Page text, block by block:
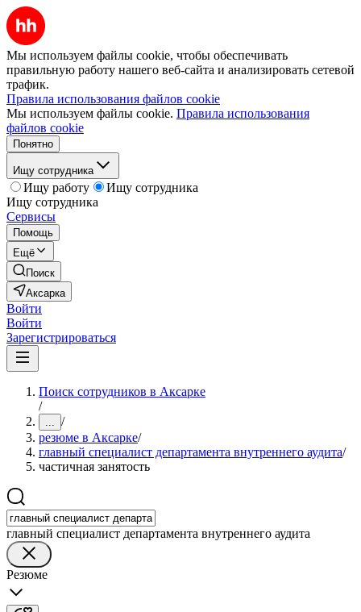
Мы используем файлы cookie, чтобы обеспечивать
правильную работу нашего веб-сайта и анализировать сетевой
трафик.
Правила использования файлов cookie
Мы используем файлы cookie. Правила использования
файлов cookie
Понятно
Ищу сотрудника
Ищу работу
Ищу сотрудника
Ищу сотрудника
Сервисы
Помощь
Ещё
Поиск
Аксарка
Войти
Войти
Зарегистрироваться
Поиск сотрудников в Аксарке
/
... /
резюме в Аксарке/
главный специалист департамента внутреннего аудита/
частичная занятость
главный специалист департамента внутреннего аудита
Резюме